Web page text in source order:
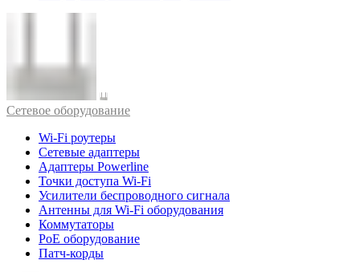
Cетевое оборудование
Wi-Fi роутеры
Сетевые адаптеры
Адаптеры Powerline
Точки доступа Wi-Fi
Усилители беспроводного сигнала
Антенны для Wi-Fi оборудования
Коммутаторы
PoE оборудование
Патч-корды